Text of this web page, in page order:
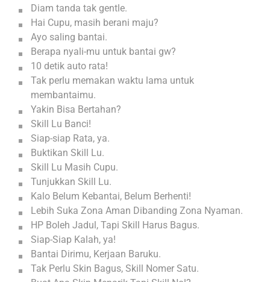
Diam tanda tak gentle.
Hai Cupu, masih berani maju?
Ayo saling bantai.
Berapa nyali-mu untuk bantai gw?
10 detik auto rata!
Tak perlu memakan waktu lama untuk
membantaimu.
Yakin Bisa Bertahan?
Skill Lu Banci!
Siap-siap Rata, ya.
Buktikan Skill Lu.
Skill Lu Masih Cupu.
Tunjukkan Skill Lu.
Kalo Belum Kebantai, Belum Berhenti!
Lebih Suka Zona Aman Dibanding Zona Nyaman.
HP Boleh Jadul, Tapi Skill Harus Bagus.
Siap-Siap Kalah, ya!
Bantai Dirimu, Kerjaan Baruku.
Tak Perlu Skin Bagus, Skill Nomer Satu.